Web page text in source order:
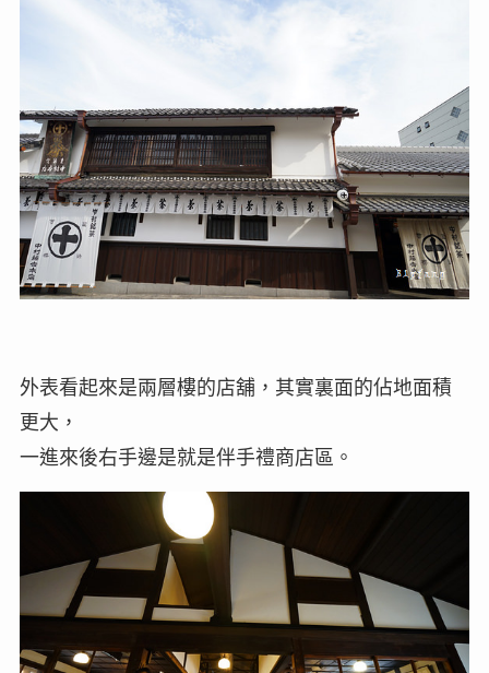
外表看起來是兩層樓的店舖，其實裏面的佔地面積
更大，
一進來後右手邊是就是伴手禮商店區。